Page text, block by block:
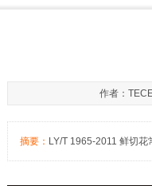
作者：
摘要： LY/T 1965-2011 鲜切